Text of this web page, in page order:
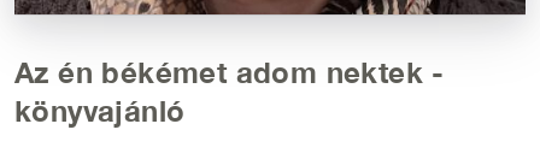
Az én békémet adom nektek -
könyvajánló